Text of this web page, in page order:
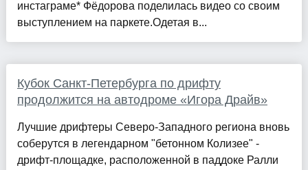
инстаграме* Фёдорова поделилась видео со своим
выступлением на паркете.Одетая в...
Кубок Санкт-Петербурга по дрифту
продолжится на автодроме «Игора Драйв»
Лучшие дрифтеры Северо-Западного региона вновь
соберутся в легендарном "бетонном Колизее" -
дрифт-площадке, расположенной в паддоке Ралли